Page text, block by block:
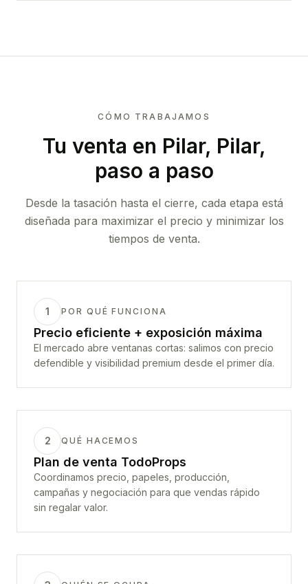
CÓMO TRABAJAMOS
Tu venta en Pilar, Pilar,
paso a paso
Desde la tasación hasta el cierre, cada etapa está
diseñada para maximizar el precio y minimizar los
tiempos de venta.
1 POR QUÉ FUNCIONA
Precio eficiente + exposición máxima
El mercado abre ventanas cortas: salimos con precio
defendible y visibilidad premium desde el primer día.
2 QUÉ HACEMOS
Plan de venta TodoProps
Coordinamos precio, papeles, producción,
campañas y negociación para que vendas rápido
sin regalar valor.